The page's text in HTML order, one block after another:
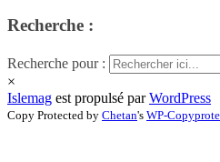
Recherche :
Recherche pour :
×
Islemag est propulsé parWordPress
Copy Protected by Chetan's WP-